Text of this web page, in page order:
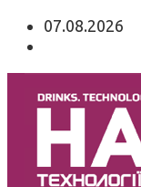
07.08.2026